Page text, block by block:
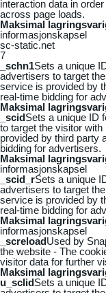
interaction data in
across page loads.
Maksimal
informasjonskapsel
sc-static.net
7
_schn1Sets a unique
advertisers to target
service is provided by
real-time bidding for
Maksimal
_scidSets a unique ID
to target the visitor
provided by third party
bidding for advertisers.
Maksimal
informasjonskapsel
_scid_rSets a unique
advertisers to target
service is provided by
real-time bidding for
Maksimal
informasjonskapsel
_screloadUsed by
the website - The
visitor data for further
Maksimal
u_sclidSets a unique